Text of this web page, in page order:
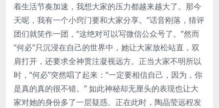
着生活节奏加速，我想大家的压力都越来越大了。那今
天呢，我有一个小窍门要和大家分享。”话音刚落，猜评
团们就笑作一团，“这绝对可以写微信公众号了。”然而
“何必”只沉浸在自己的世界中，她让大家放松站直，双
肩打开，还要求全神贯注凝视远方。正当大家不明所以
时，“何必”突然唱了起来：“一定要相信自己，因为，你
是真的真的很不错。” 如此神秘却无厘头的表现也让大
家对她的身份多了一层疑惑。正在此时，陶晶莹远程发